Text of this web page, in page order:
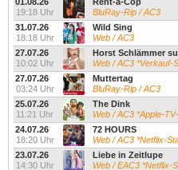
19:18 Uhr
BluRay-Rip / AC3
31.07.26
18:18 Uhr
Wild Sing
Web / AC3
27.07.26
10:02 Uhr
Horst Schlämmer
Web / AC3 *Verkauf-
27.07.26
03:24 Uhr
Muttertag
BluRay-Rip / AC3
25.07.26
11:21 Uhr
The Dink
Web / AC3 *Apple-
24.07.26
18:20 Uhr
72 HOURS
Web / AC3 *Netflix-
23.07.26
14:30 Uhr
Liebe in Zeitlupe
Web / EAC3 *Netflix-